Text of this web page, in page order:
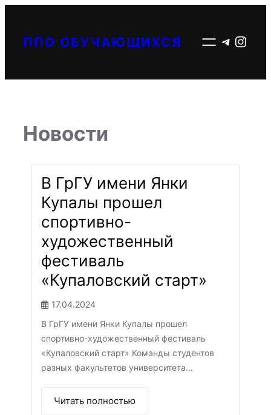
содержимому
ППО ОБУЧАЮЩИХСЯ
Новости
В ГрГУ имени Янки
Купалы прошел
спортивно-
художественный
фестиваль
«Купаловский старт»
17.04.2024
В ГрГУ имени Янки Купалы прошел
спортивно-художественный фестиваль
«Купаловский старт» Команды студентов
разных факультетов университета…
Читать полностью